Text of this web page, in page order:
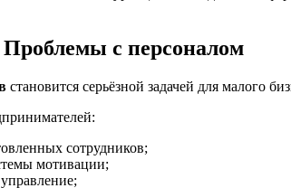
с персоналом
становится серьёзной задачей для малого
сотрудников;
мотивации;